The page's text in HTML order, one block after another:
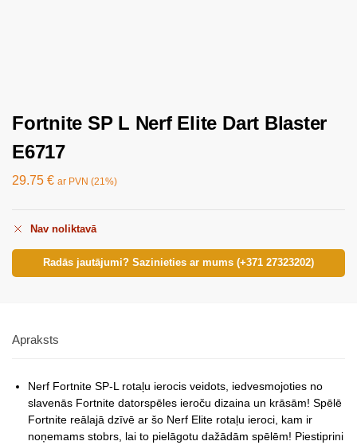
Fortnite SP L Nerf Elite Dart Blaster
E6717
29.75 € ar PVN (21%)
Nav noliktavā
Radās jautājumi? Sazinieties ar mums (+371 27323202)
Apraksts
Nerf Fortnite SP-L rotaļu ierocis veidots, iedvesmojoties no
slavenās Fortnite datorspēles ieroču dizaina un krāsām! Spēlē
Fortnite reālajā dzīvē ar šo Nerf Elite rotaļu ieroci, kam ir
noņemams stobrs, lai to pielāgotu dažādām spēlēm! Piestiprini